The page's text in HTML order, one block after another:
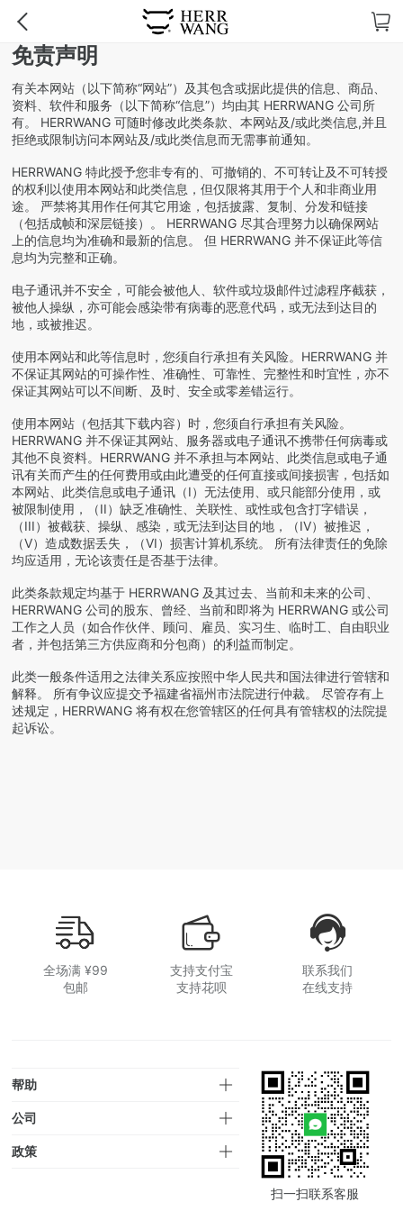
免责声明
有关本网站（以下简称“网站”）及其包含或据此提供的信息、商品、
资料、软件和服务（以下简称“信息”）均由其 HERRWANG 公司所
有。 HERRWANG可随时修改此类条款、本网站及/或此类信息,并且
拒绝或限制访问本网站及/或此类信息而无需事前通知。
HERRWANG特此授予您非专有的、可撤销的、不可转让及不可转授
的权利以使用本网站和此类信息，但仅限将其用于个人和非商业用
途。 严禁将其用作任何其它用途，包括披露、复制、分发和链接
（包括成帧和深层链接）。 HERRWANG 尽其合理努力以确保网站
上的信息均为准确和最新的信息。 但 HERRWANG并不保证此等信
息均为完整和正确。
电子通讯并不安全，可能会被他人、软件或垃圾邮件过滤程序截获，
被他人操纵，亦可能会感染带有病毒的恶意代码，或无法到达目的
地，或被推迟。
使用本网站和此等信息时，您须自行承担有关风险。 HERRWANG并
不保证其网站的可操作性、准确性、可靠性、完整性和时宜性，亦不
保证其网站可以不间断、及时、安全或零差错运行。
使用本网站（包括其下载内容）时，您须自行承担有关风险。
HERRWANG并不保证其网站、服务器或电子通讯不携带任何病毒或
其他不良资料。 HERRWANG并不承担与本网站、此类信息或电子通
讯有关而产生的任何费用或由此遭受的任何直接或间接损害，包括如
本网站、此类信息或电子通讯（I）无法使用、或只能部分使用，或
被限制使用，（II）缺乏准确性、关联性、或性或包含打字错误，
（III）被截获、操纵、感染，或无法到达目的地，（IV）被推迟，
（V）造成数据丢失，（VI）损害计算机系统。 所有法律责任的免除
均应适用，无论该责任是否基于法律。
此类条款规定均基于 HERRWANG 及其过去、当前和未来的公司、
HERRWANG公司的股东、曾经、当前和即将为 HERRWANG或公司
工作之人员（如合作伙伴、顾问、雇员、实习生、临时工、自由职业
者，并包括第三方供应商和分包商）的利益而制定。
此类一般条件适用之法律关系应按照中华人民共和国法律进行管辖和
解释。 所有争议应提交予福建省福州市法院进行仲裁。 尽管存有上
述规定， HERRWANG将有权在您管辖区的任何具有管辖权的法院提
起诉讼。
全场满 ¥99
包邮
支持支付宝
支持花呗
联系我们
在线支持
帮助
公司
政策
扫一扫联系客服